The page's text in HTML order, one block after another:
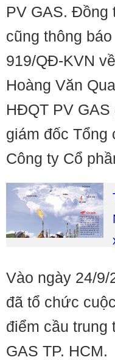
PV GAS. Đồng
cũng thông
919/QĐ-KVN
Hoàng Văn
HĐQT PV
giám đốc Tổng
Công ty Cổ
Vào ngày 24/
đã tổ chức
điểm cầu trung
GAS TP. HCM.